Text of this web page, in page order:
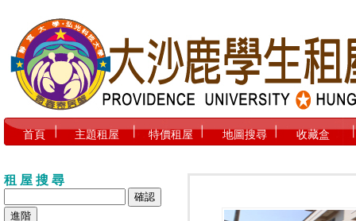
首頁 主題租屋 特價租屋 地圖搜尋 收藏盒
租 屋 搜 尋